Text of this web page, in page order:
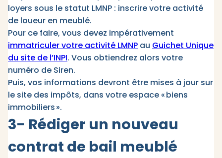
loyers sous le statut LMNP : inscrire votre activité
de loueur en meublé.
Pour ce faire, vous devez impérativement
immatriculer votre activité LMNP au Guichet Unique
du site de l’INPI. Vous obtiendrez alors votre
numéro de Siren.
Puis, vos informations devront être mises à jour sur
le site des impôts, dans votre espace « biens
immobiliers ».
3- Rédiger un nouveau
contrat de bail meublé